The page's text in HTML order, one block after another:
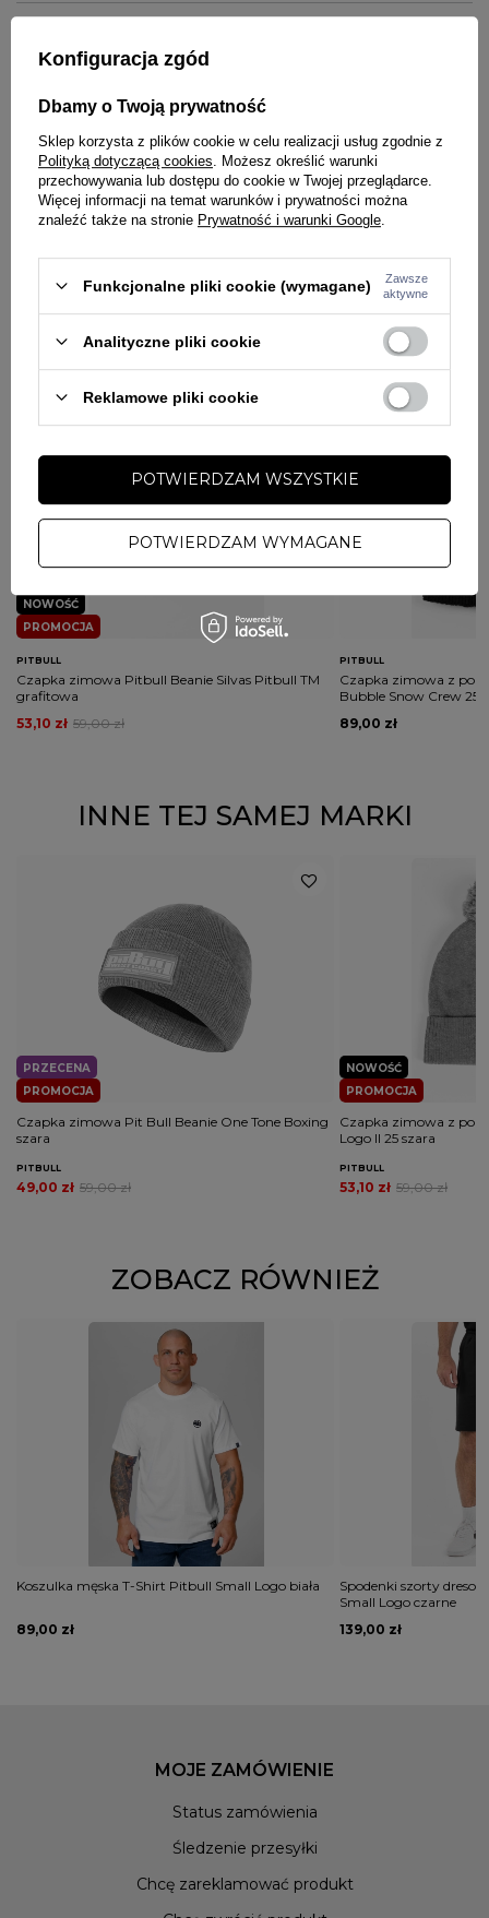
OPIS
Model Small Logo
Podszyta miękkim polarem
Wykonanie: 100% wełna akrylowa
Marka PITBULL
Potwierdź obecność oznaczeń lub etykiet
ZADAJ PYTANIE
WYBRANE DLA CIEBIE
PROMOCJA
NOWOŚĆ
PITBULL
Czapka zimowa Pitbull Beanie Silvas Pitbull TM
grafitowa
59,00 zł
53,10 zł
PITBULL
Czapka zimowa z
Bubble Snow Crew 25
89,00 zł
INNE TEJ SAMEJ MARKI
PROMOCJA
PRZECENA
Czapka zimowa Pit Bull Beanie One Tone Boxing
szara
PITBULL
59,00 zł
49,00 zł
PROMOCJA
NOWOŚĆ
Czapka zimowa z
Logo II 25 szara
PITBULL
59,00 zł
53,10 zł
ZOBACZ RÓWNIEŻ
Koszulka męska T-Shirt Pitbull Small Logo biała
89,00 zł
Spodenki szorty
Small Logo czarne
139,00 zł
MOJE ZAMÓWIENIE
Status zamówienia
Śledzenie przesyłki
Chcę zareklamować produkt
Konfiguracja zgód
Dbamy o Twoją prywatność
Sklep korzysta z plików cookie w celu realizacji usług zgodnie z
Polityką dotyczącą cookies . Możesz określić warunki
przechowywania lub dostępu do cookie w Twojej przeglądarce.
Więcej informacji na temat warunków i prywatności można
znaleźć także na stronie Prywatność i warunki Google
Funkcjonalne pliki cookie (wymagane)
Zawsze
aktywne
Analityczne pliki cookie
Reklamowe pliki cookie
POTWIERDZAM WYMAGANE
POTWIERDZAM WSZYSTKIE